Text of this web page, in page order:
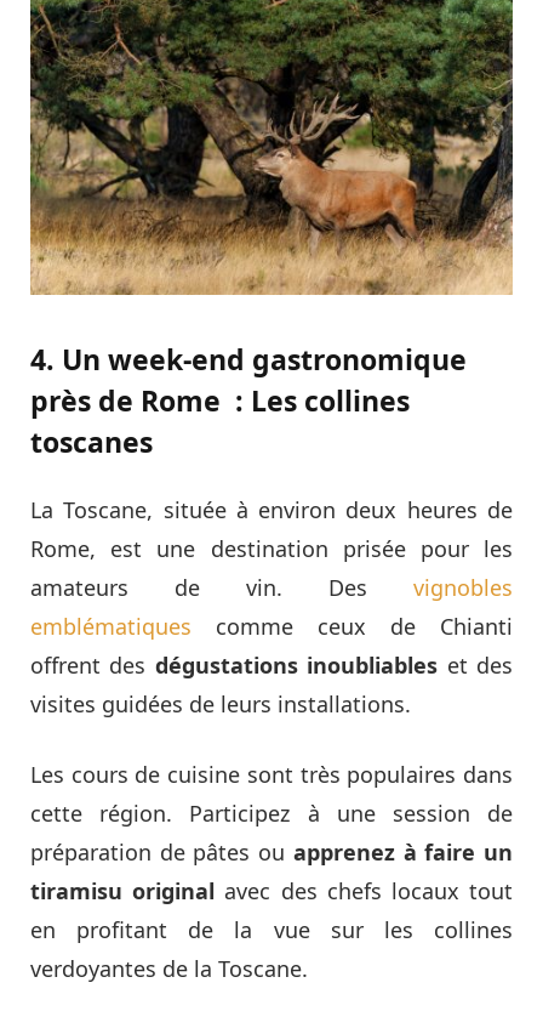
4. Un week-end gastronomique
près de Rome : Les collines
toscanes
La Toscane, située à environ deux heures de
Rome, est une destination prisée pour les
amateurs de vin. Des vignobles
emblématiques comme ceux de Chianti
offrent des dégustations inoubliables et des
visites guidées de leurs installations.
Les cours de cuisine sont très populaires dans
cette région. Participez à une session de
préparation de pâtes ou apprenez à faire un
tiramisu original avec des chefs locaux tout
en profitant de la vue sur les collines
verdoyantes de la Toscane.